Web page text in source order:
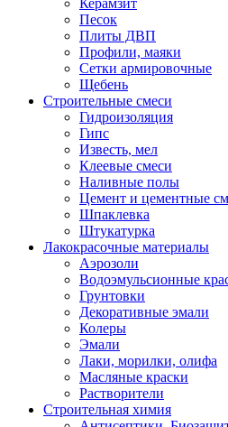
Керамзит
Песок
Плиты ДВП
Профили, маяки
Сетки армировочные
Щебень
Строительные смеси
Гидроизоляция
Гипс
Известь, мел
Клеевые смеси
Наливные полы
Цемент и цементные
Шпаклевка
Штукатурка
Лакокрасочные материалы
Аэрозоли
Водоэмульсионные
Грунтовки
Декоративные эмали
Колеры
Эмали
Лаки, морилки, олифа
Масляные краски
Растворители
Строительная химия